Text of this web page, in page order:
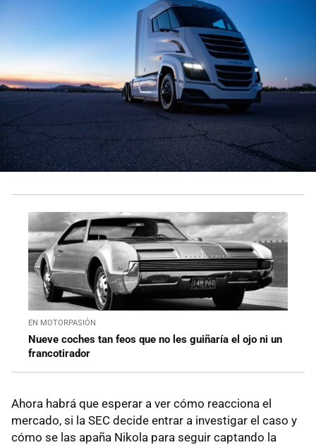
EN MOTORPASIÓN
Nueve coches tan feos que no les guiñaría el ojo ni un
francotirador
Ahora habrá que esperar a ver cómo reacciona el
mercado, si la SEC decide entrar a investigar el caso y
cómo se las apaña Nikola para seguir captando la